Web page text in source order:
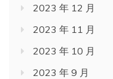
2023 年 12 月
2023 年 11 月
2023 年 10 月
2023 年 9 月